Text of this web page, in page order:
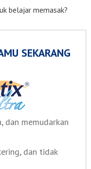
belajar memasak?
SEKARANG
dan memudarkan
dan tidak